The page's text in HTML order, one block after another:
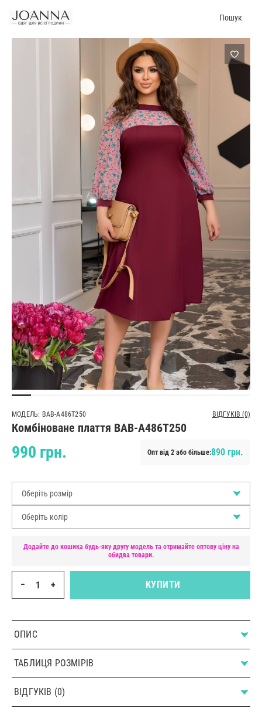
Пошук
МОДЕЛЬ: BAB-A486T250 ВІДГУКІВ (0)
Комбіноване плаття BAB-A486T250
990 грн. Опт від 2 або більше:890 грн.
Оберіть розмір
Оберіть колір
Додайте до кошика будь-яку другу модель та отримайте оптову ціну на
обидва товари.
− + КУПИТИ
ОПИС
ТАБЛИЦЯ РОЗМІРІВ
ВІДГУКІВ (0)